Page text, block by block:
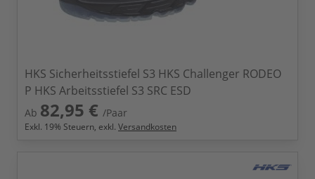
HKS Sicherheitsstiefel S3 HKS Challenger RODEO
P HKS Arbeitsstiefel S3 SRC ESD
Ab 82,95 € /Paar
Exkl. 19% Steuern, exkl. Versandkosten